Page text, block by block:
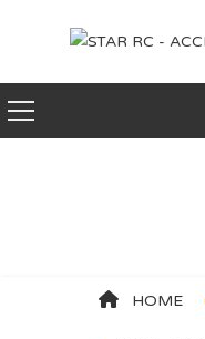
HOME